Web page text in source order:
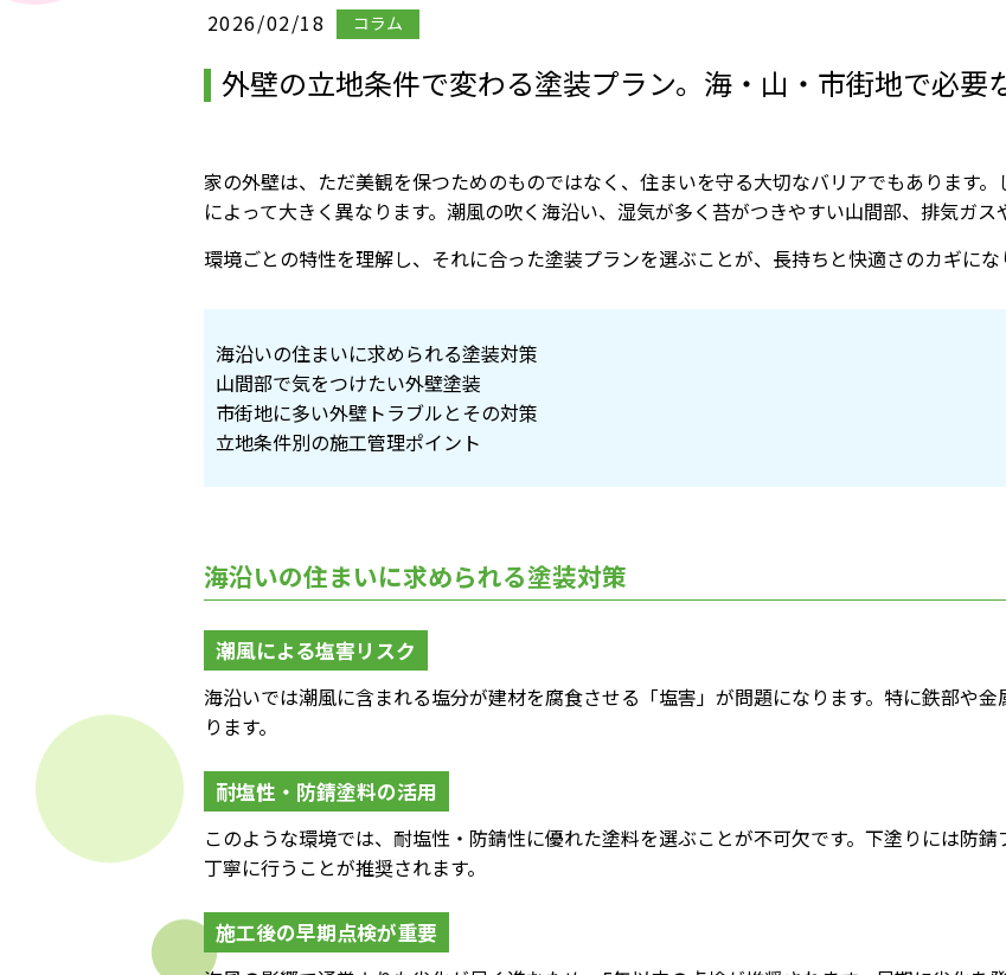
2026/02/18 コラム
外壁の立地条件で変わる塗装プラン。海・山・市街地で必要
家の外壁は、ただ美観を保つためのものではなく、住まいを守る大切なバリアでもあります
によって大きく異なります。潮風の吹く海沿い、湿気が多く苔がつきやすい山間部、排気ガスや
環境ごとの特性を理解し、それに合った塗装プランを選ぶことが、長持ちと快適さのカギにな
海沿いの住まいに求められる塗装対策
山間部で気をつけたい外壁塗装
市街地に多い外壁トラブルとその対策
立地条件別の施工管理ポイント
海沿いの住まいに求められる塗装対策
潮風による塩害リスク
海沿いでは潮風に含まれる塩分が建材を腐食させる「塩害」が問題になります。特に鉄部や
ります。
耐塩性・防錆塗料の活用
このような環境では、耐塩性・防錆性に優れた塗料を選ぶことが不可欠です。下塗りには防
丁寧に行うことが推奨されます。
施工後の早期点検が重要